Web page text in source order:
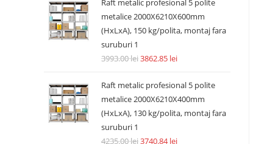
Raft metalic profesional 5 polite
metalice 2000X6210X600mm
(HxLxA), 150 kg/polita, montaj fara
suruburi 1
3993.00lei3862.85 lei
Raft metalic profesional 5 polite
metalice 2000X6210X400mm
(HxLxA), 130 kg/polita, montaj fara
suruburi 1
4235.00lei3740.84lei